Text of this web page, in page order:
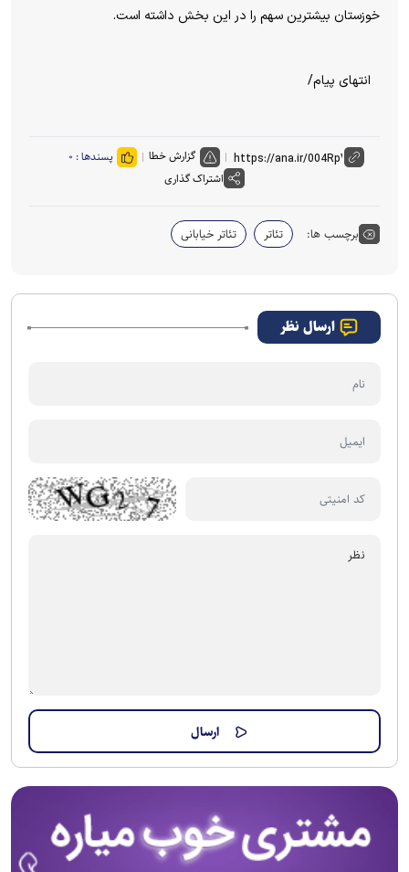
خوزستان بیشترین سهم را در این بخش داشته است.
انتهای پیام/
گزارش خطا پسندها : ۰
اشتراک گذاری
برچسب ها: تئاتر تئاتر خیابانی
ارسال نظر